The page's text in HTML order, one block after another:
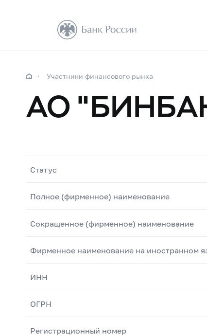
Участники финансового рынка
АО
Статус
Полное (фирменное) наименование
Сокращенное (фирменное) наименование
Фирменное наименование на иностранном
ИНН
ОГРН
Регистрационный номер